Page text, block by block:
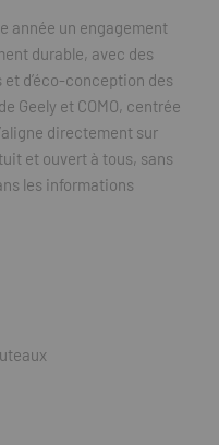
année un engagement
durable, avec des
d’éco-conception des
Geely et COMO, centrée
directement sur
et ouvert à tous, sans
les informations